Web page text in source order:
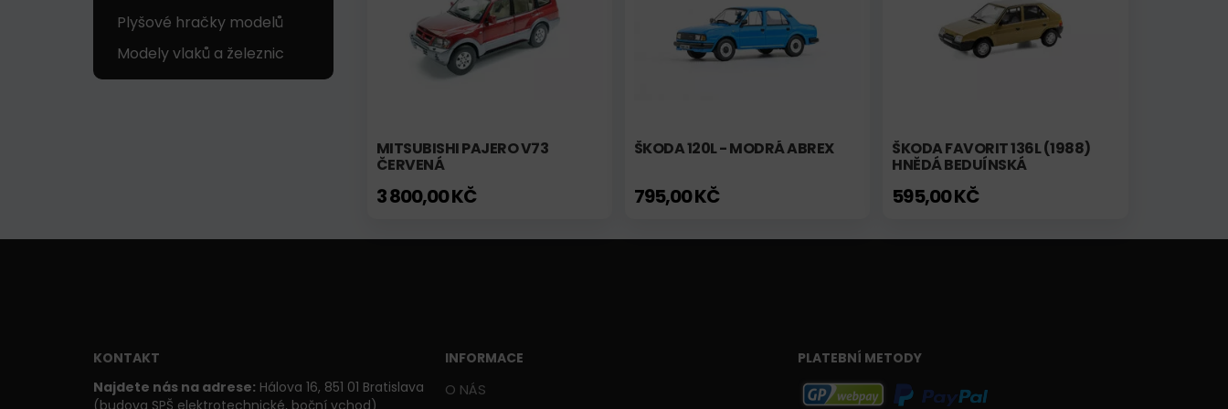
Plyšové hračky modelů
Modely vlaků a železnic
MITSUBISHI PAJERO V73
ČERVENÁ
3 800,00 KČ
ŠKODA 120L - MODRÁ ABREX
795,00 KČ
ŠKODA FAVORIT 136L (1988)
HNĚDÁ BEDUÍNSKÁ
595,00 KČ
KONTAKT
Najdete nás na adrese: Hálova 16, 851 01 Bratislava
INFORMACE
O NÁS
PLATEBNÍ METODY